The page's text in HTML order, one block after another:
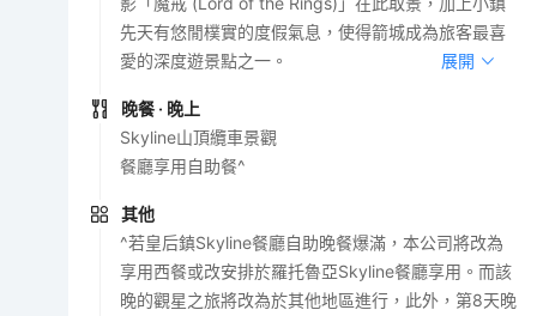
先天有悠閒樸實的度假氣息，使得箭城成為旅客最喜
愛的深度遊景點之一。
展開
晚餐 · 晚上
Skyline山頂纜車景觀
餐廳享用自助餐^
其他
^若皇后鎮Skyline餐廳自助晚餐爆滿，本公司將改為
享用西餐或改安排於羅托魯亞Skyline餐廳享用。而該
晚的觀星之旅將改為於其他地區進行，此外，第8天晚